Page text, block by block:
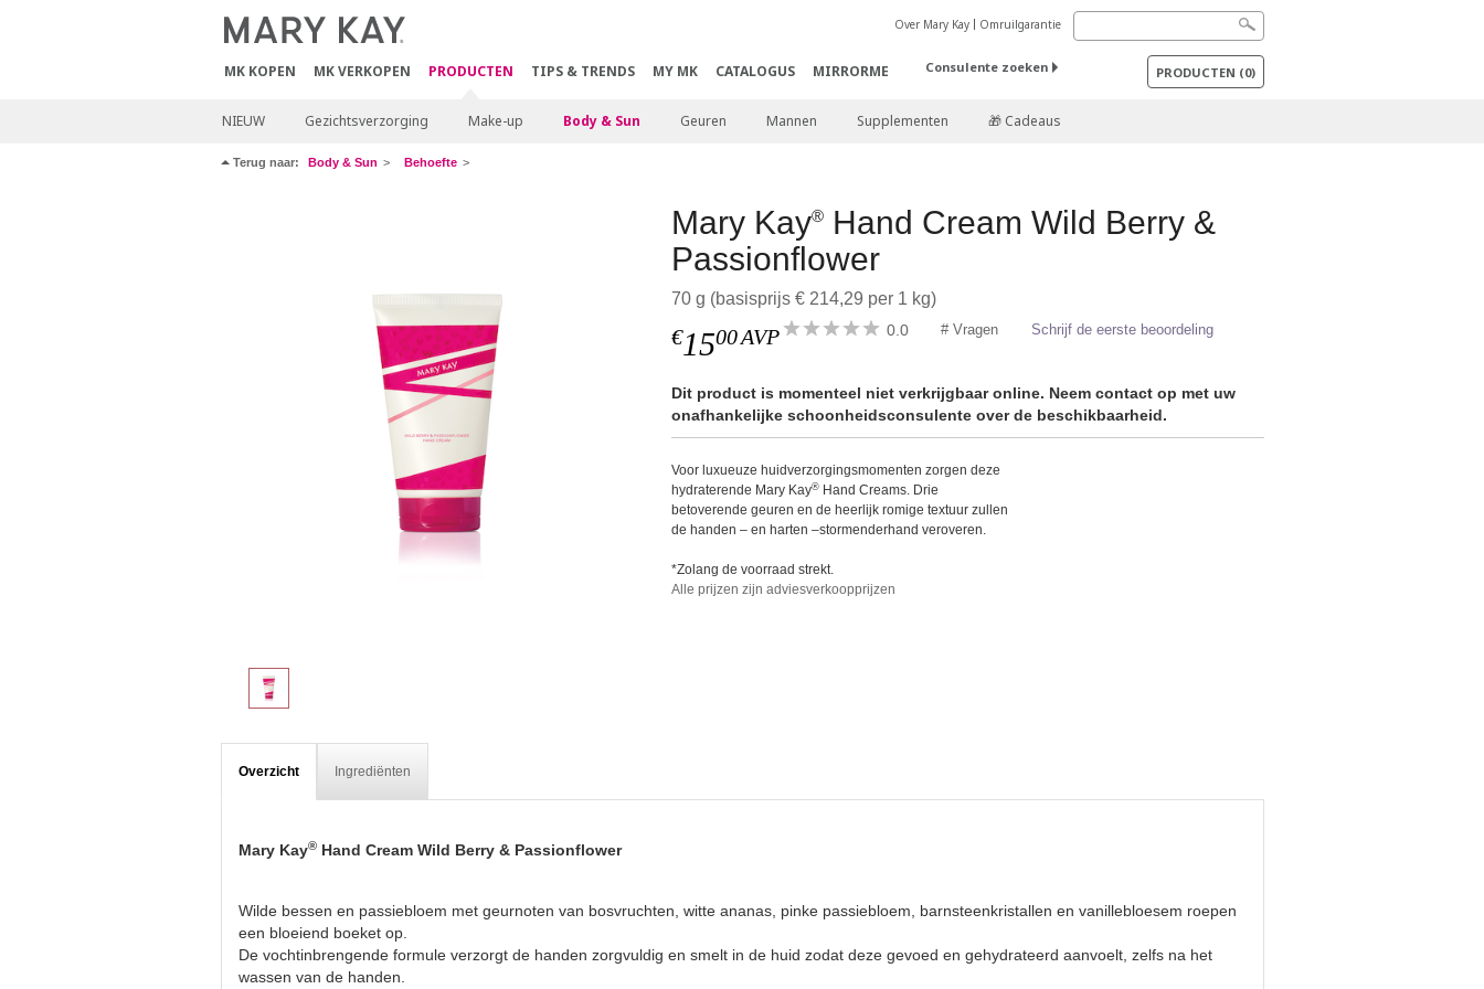
MK KOPEN MK VERKOPEN PRODUCTEN TIPS & TRENDS MY MK CATALOGUS MIRRORME
Over Mary Kay Omruilgarantie
Consulente zoeken PRODUCTEN (0)
NIEUW Gezichtsverzorging Make-up Body & Sun Geuren Mannen Supplementen 🎁 Cadeaus
Terug naar: Body & Sun Behoefte
Mary Kay® Hand Cream Wild Berry &
Passionflower
70 g (basisprijs € 214,29 per 1 kg)
€1500AVP 0.0 # Vragen Schrijf de eerste beoordeling
Dit product is momenteel niet verkrijgbaar online. Neem contact op met uw
onafhankelijke schoonheidsconsulente over de beschikbaarheid.
Voor luxueuze huidverzorgingsmomenten zorgen deze
hydraterende Mary Kay® Hand Creams. Drie
betoverende geuren en de heerlijk romige textuur zullen
de handen – en harten –stormenderhand veroveren.
*Zolang de voorraad strekt.
Alle prijzen zijn adviesverkoopprijzen
Overzicht Ingrediënten
Mary Kay®Hand Cream Wild Berry & Passionflower
Wilde bessen en passiebloem met geurnoten van bosvruchten, witte ananas, pinke passiebloem, barnsteenkristallen en vanillebloesem roepen
een bloeiend boeket op.
De vochtinbrengende formule verzorgt de handen zorgvuldig en smelt in de huid zodat deze gevoed en gehydrateerd aanvoelt, zelfs na het
wassen van de handen.